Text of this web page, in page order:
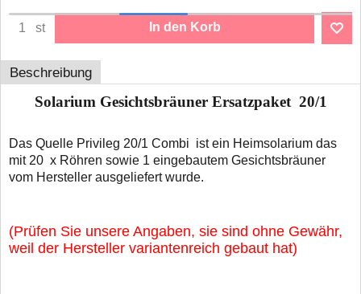
st In den Korb
Beschreibung
Solarium Gesichtsbräuner Ersatzpaket 20/1
Das Quelle Privileg 20/1 Combi ist ein Heimsolarium das
mit 20 x Röhren sowie 1 eingebautem Gesichtsbräuner
vom Hersteller ausgeliefert wurde.
(Prüfen Sie unsere Angaben, sie sind ohne Gewähr,
weil der Hersteller variantenreich gebaut hat)